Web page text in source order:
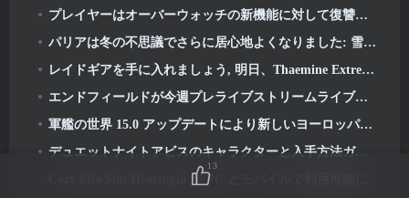
プレイヤーはオーバーウォッチの新機能に対して復讐心を抱く
パリアは冬の不思議でさらに居心地よくなりました: 雪に閉ざされた保護区のアップデート
レイドギアを手に入れましょう, 明日、Thaemine ExtremeがLost Arkにドロップします
エンドフィールドが今週プレライブストリームライブストリームを主催
軍艦の世界 15.0 アップデートにより新しいヨーロッパ戦艦が登場, 指揮官とのコラボレーションなど
デュエットナイトアビスのキャラクターと入手方法ガイド
Cozy Life Sim Heartopia が PC とモバイルで利用可能に
13